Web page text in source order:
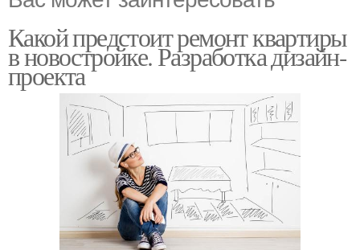
Какой предстоит ремонт квартиры
в новостройке. Разработка дизайн-
проекта